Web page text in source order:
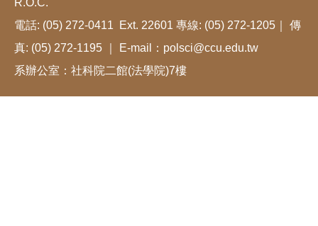
電話: (05) 272-0411 Ext. 22601 專線: (05) 272-1205｜ 傳
真: (05) 272-1195 ｜ E-mail：polsci@ccu.edu.tw
系辦公室：社科院二館(法學院)7樓